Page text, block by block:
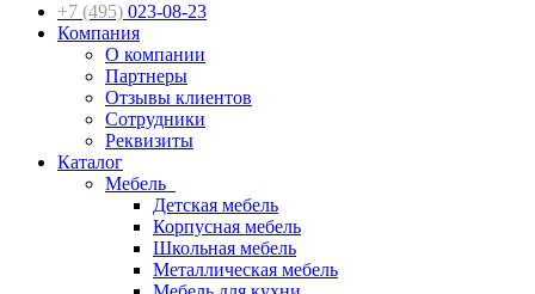
+7 (495) 023-08-23
Компания
О компании
Партнеры
Отзывы клиентов
Сотрудники
Реквизиты
Каталог
Мебель
Детская мебель
Корпусная мебель
Школьная мебель
Металлическая мебель